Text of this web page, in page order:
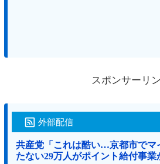
スポンサーリ
外部配信
共産党「これは酷い…京都市でマ
たない29万人がポイント給付事業